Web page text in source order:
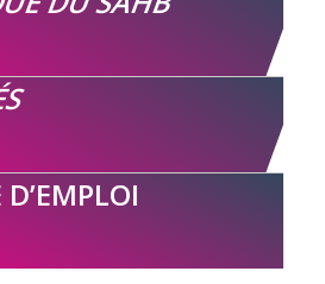
D’EMPLOI